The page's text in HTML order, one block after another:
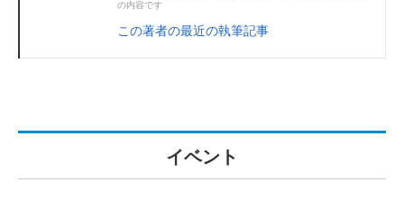
の内容です
この著者の最近の執筆記事
イベント